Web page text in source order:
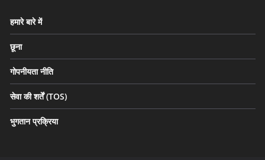
हमारे बारे में
छूना
गोपनीयता नीति
सेवा की शर्तें (TOS)
भुगतान प्रक्रिया